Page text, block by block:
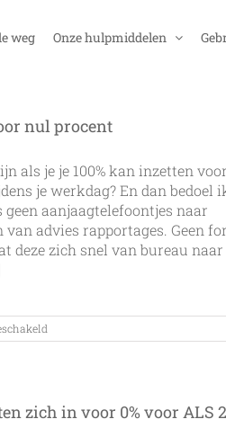
weg Onze hulpmiddelen
nul procent
als je je 100% kan inzetten
je werkdag? En dan bedoel
geen aanjaagtelefoontjes naar
advies rapportages. Geen
deze zich snel van bureau
Marije
nul
procent
zich in voor 0% voor ALS